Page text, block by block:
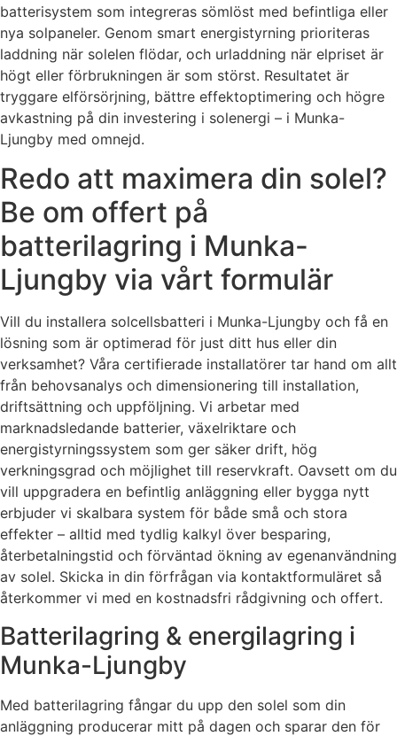
batterisystem som integreras sömlöst med befintliga eller
nya solpaneler. Genom smart energistyrning prioriteras
laddning när solelen flödar, och urladdning när elpriset är
högt eller förbrukningen är som störst. Resultatet är
tryggare elförsörjning, bättre effektoptimering och högre
avkastning på din investering i solenergi – i Munka-
Ljungby med omnejd.
Redo att maximera din solel?
Be om offert på
batterilagring i Munka-
Ljungby via vårt formulär
Vill du installera solcellsbatteri i Munka-Ljungby och få en
lösning som är optimerad för just ditt hus eller din
verksamhet? Våra certifierade installatörer tar hand om allt
från behovsanalys och dimensionering till installation,
driftsättning och uppföljning. Vi arbetar med
marknadsledande batterier, växelriktare och
energistyrningssystem som ger säker drift, hög
verkningsgrad och möjlighet till reservkraft. Oavsett om du
vill uppgradera en befintlig anläggning eller bygga nytt
erbjuder vi skalbara system för både små och stora
effekter – alltid med tydlig kalkyl över besparing,
återbetalningstid och förväntad ökning av egenanvändning
av solel. Skicka in din förfrågan via kontaktformuläret så
återkommer vi med en kostnadsfri rådgivning och offert.
Batterilagring & energilagring i
Munka-Ljungby
Med batterilagring fångar du upp den solel som din
anläggning producerar mitt på dagen och sparar den för